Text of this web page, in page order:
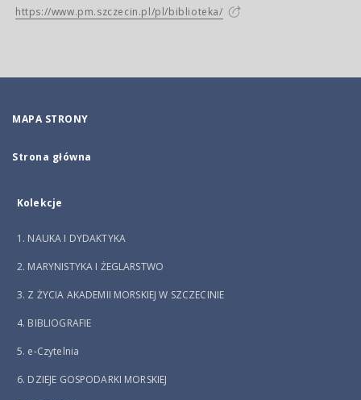
https://www.pm.szczecin.pl/pl/biblioteka/
MAPA STRONY
Strona główna
Kolekcje
1. NAUKA I DYDAKTYKA
2. MARYNISTYKA I ŻEGLARSTWO
3. Z ŻYCIA AKADEMII MORSKIEJ W SZCZECINIE
4. BIBLIOGRAFIE
5. e-Czytelnia
6. DZIEJE GOSPODARKI MORSKIEJ